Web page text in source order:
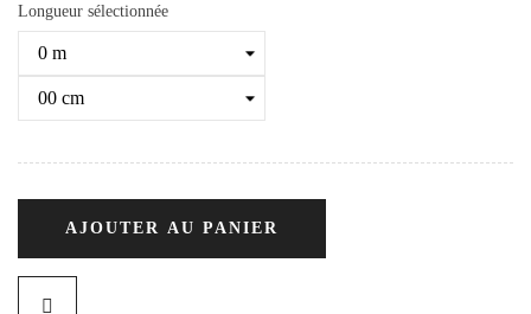
Longueur sélectionnée
AJOUTER AU PANIER